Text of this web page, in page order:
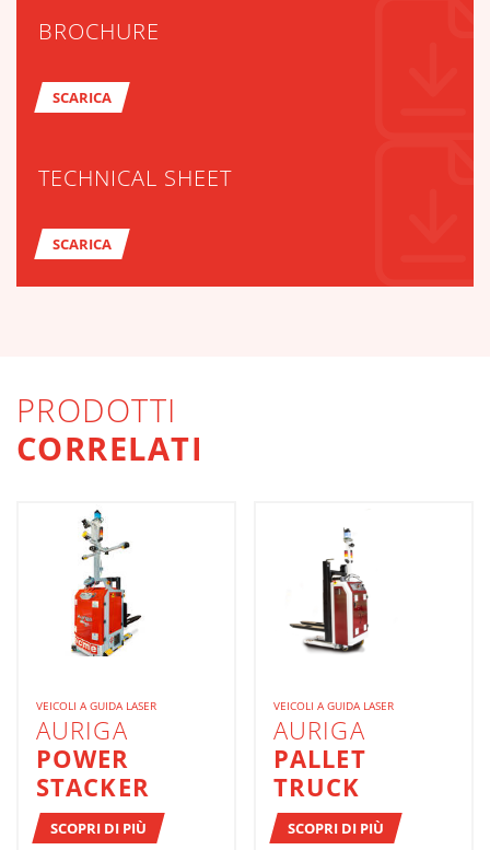
BROCHURE
SCARICA
TECHNICAL SHEET
SCARICA
PRODOTTI
CORRELATI
VEICOLI A GUIDA LASER
AURIGA
POWER
STACKER
SCOPRI DI PIÙ
VEICOLI A GUIDA LASER
AURIGA
PALLET
TRUCK
SCOPRI DI PIÙ